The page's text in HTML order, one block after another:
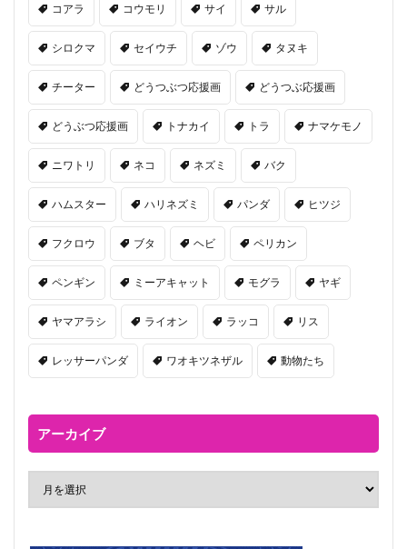
コアラ コウモリ サイ サル
シロクマ セイウチ ゾウ タヌキ
チーター どうつぶつ応援画 どうつぶ応援画
どうぶつ応援画 トナカイ トラ ナマケモノ
ニワトリ ネコ ネズミ バク
ハムスター ハリネズミ パンダ ヒツジ
フクロウ ブタ ヘビ ペリカン
ペンギン ミーアキャット モグラ ヤギ
ヤマアラシ ライオン ラッコ リス
レッサーパンダ ワオキツネザル 動物たち
アーカイブ